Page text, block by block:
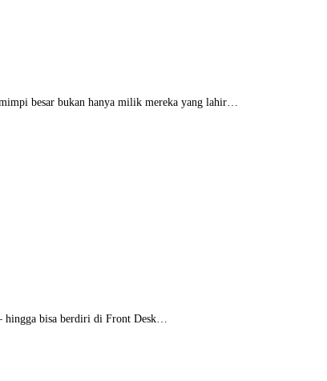
mimpi besar bukan hanya milik mereka yang lahir…
hingga bisa berdiri di Front Desk…